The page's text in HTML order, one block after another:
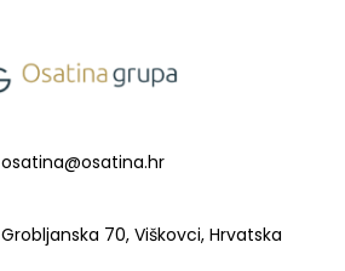
osatina@osatina.hr
Grobljanska 70, Viškovci, Hrvatska